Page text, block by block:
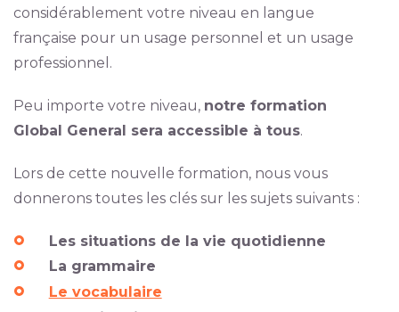
considérablement votre niveau en langue
française pour un usage personnel et un usage
professionnel.
Peu importe votre niveau, notre formation
Global General sera accessible à tous.
Lors de cette nouvelle formation, nous vous
donnerons toutes les clés sur les sujets suivants :
Les situations de la vie quotidienne
La grammaire
Le vocabulaire